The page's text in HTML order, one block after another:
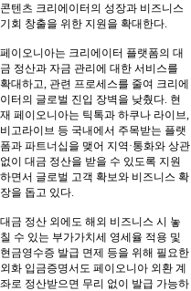
콘텐츠 크리에이터의 성장과 비즈니스
기회 창출을 위한 지원을 확대한다.
페이오니아는 크리에이터 플랫폼의 대
금 정산과 자금 관리에 대한 서비스를
확대하고, 관련 프로세스를 줄여 크리에
이터의 글로벌 진입 장벽을 낮췄다. 현
재 페이오니아는 틱톡과 하쿠나 라이브,
비고라이브 등 국내에서 주목받는 플랫
폼과 파트너십을 맺어 지역·통화와 상관
없이 대금 정산을 받을 수 있도록 지원
하면서 글로벌 고객 확보와 비즈니스 확
장을 돕고 있다.
대금 정산 외에도 해외 비즈니스 시 놓
칠 수 있는 부가가치세 영세율 적용 및
현금영수증 발급 면제 등을 위해 필요한
외화 입금증명서도 페이오니아 외환 계
좌로 정산받으면 무리 없이 발급 가능하